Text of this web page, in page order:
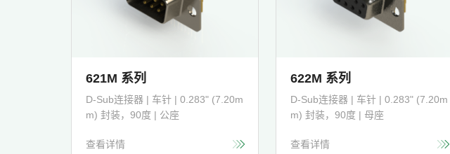
621M 系列
D-Sub连接器 | 车针 | 0.283" (7.20m
m) 封装，90度 | 公座
查看详情
622M 系列
D-Sub连接器 | 车针 | 0.283" (7.20m
m) 封装，90度 | 母座
查看详情